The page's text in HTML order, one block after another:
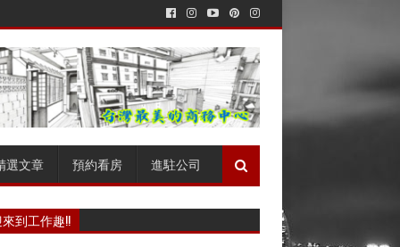
選文章 預約看房 進駐公司
到工作趣!!